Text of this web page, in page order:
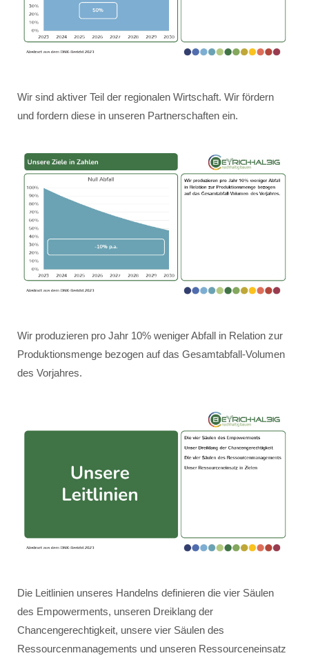
Wir sind aktiver Teil der regionalen Wirtschaft. Wir fördern
und fordern diese in unseren Partnerschaften ein.
Wir produzieren pro Jahr 10% weniger Abfall in Relation zur
Produktionsmenge bezogen auf das Gesamtabfall-Volumen
des Vorjahres.
Die Leitlinien unseres Handelns definieren die vier Säulen
des Empowerments, unseren Dreiklang der
Chancengerechtigkeit, unsere vier Säulen des
Ressourcenmanagements und unseren Ressourceneinsatz